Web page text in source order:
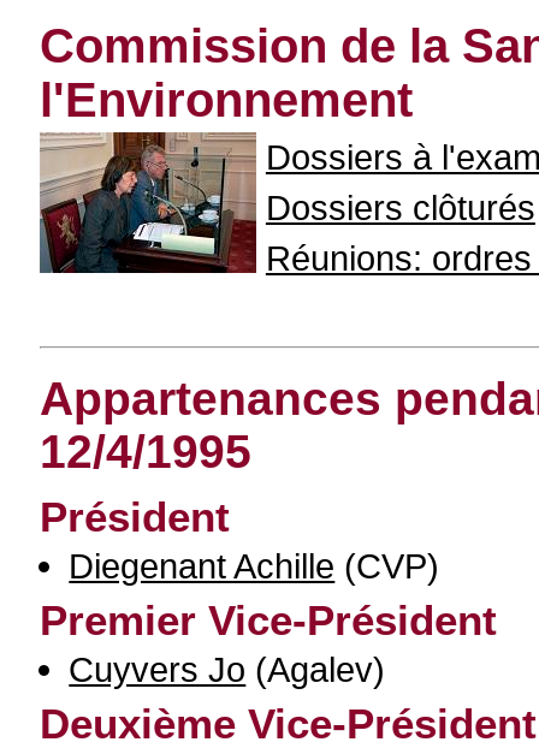
Commission de la
l'Environnement
Dossiers à
Dossiers clôturés
Réunions:
Appartenances
12/4/1995
Président
Diegenant Achille (CVP)
Premier Vice-Président
Cuyvers Jo (Agalev)
Deuxième Vice-Président